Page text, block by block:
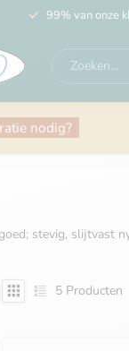
99% van onze
nodig?
stevig, slijtvast
5 Producten